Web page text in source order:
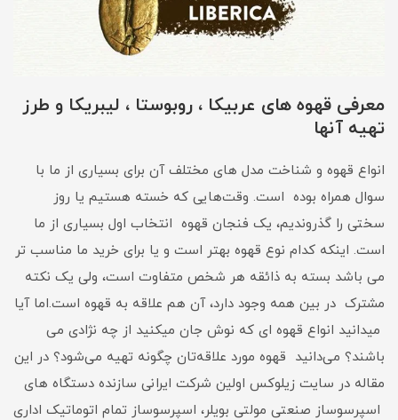
معرفی قهوه های عربیکا ، روبوستا ، لیبریکا و طرز
تهیه آنها
انواع قهوه و شناخت مدل های مختلف آن برای بسیاری از ما با
سوال همراه بوده است. وقت‌هایی که خسته هستیم یا روز
سختی را گذروندیم، یک فنجان قهوه انتخاب اول بسیاری از ما
است. اینکه کدام نوع قهوه بهتر است و یا برای خرید ما مناسب تر
می باشد بسته به ذائقه هر شخص متفاوت است، ولی یک نکته
مشترک در بین همه وجود دارد، آن هم علاقه به قهوه است.اما آیا
میدانید انواع قهوه ای که نوش جان میکنید از چه نژادی می
باشند؟ می‌دانید قهوه مورد علاقه‌تان چگونه تهیه می‌شود؟ در این
مقاله در سایت زیلوکس اولین شرکت ایرانی سازنده دستگاه های
اسپرسوساز صنعتی مولتی بویلر، اسپرسوساز تمام اتوماتیک اداری